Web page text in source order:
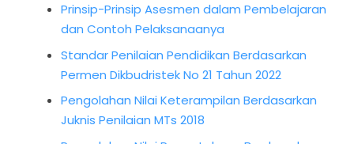
Prinsip-Prinsip Asesmen dalam Pembelajaran
dan Contoh Pelaksanaanya
Standar Penilaian Pendidikan Berdasarkan
Permen Dikbudristek No 21 Tahun 2022
Pengolahan Nilai Keterampilan Berdasarkan
Juknis Penilaian MTs 2018